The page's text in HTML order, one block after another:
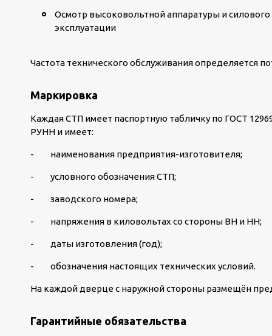
Осмотр высоковольтной аппаратуры и
эксплуатации
Частота технического обслуживания определяется
Маркировка
Каждая СТП имеет паспортную табличку по ГОСТ
РУНН и имеет:
- наименования предприятия-изготовителя;
- условного обозначения СТП;
- заводского номера;
- напряжения в киловольтах со стороны ВН и НН;
- даты изготовления (год);
- обозначения настоящих технических условий.
На каждой дверце с наружной стороны размещён
Гарантийные обязательства